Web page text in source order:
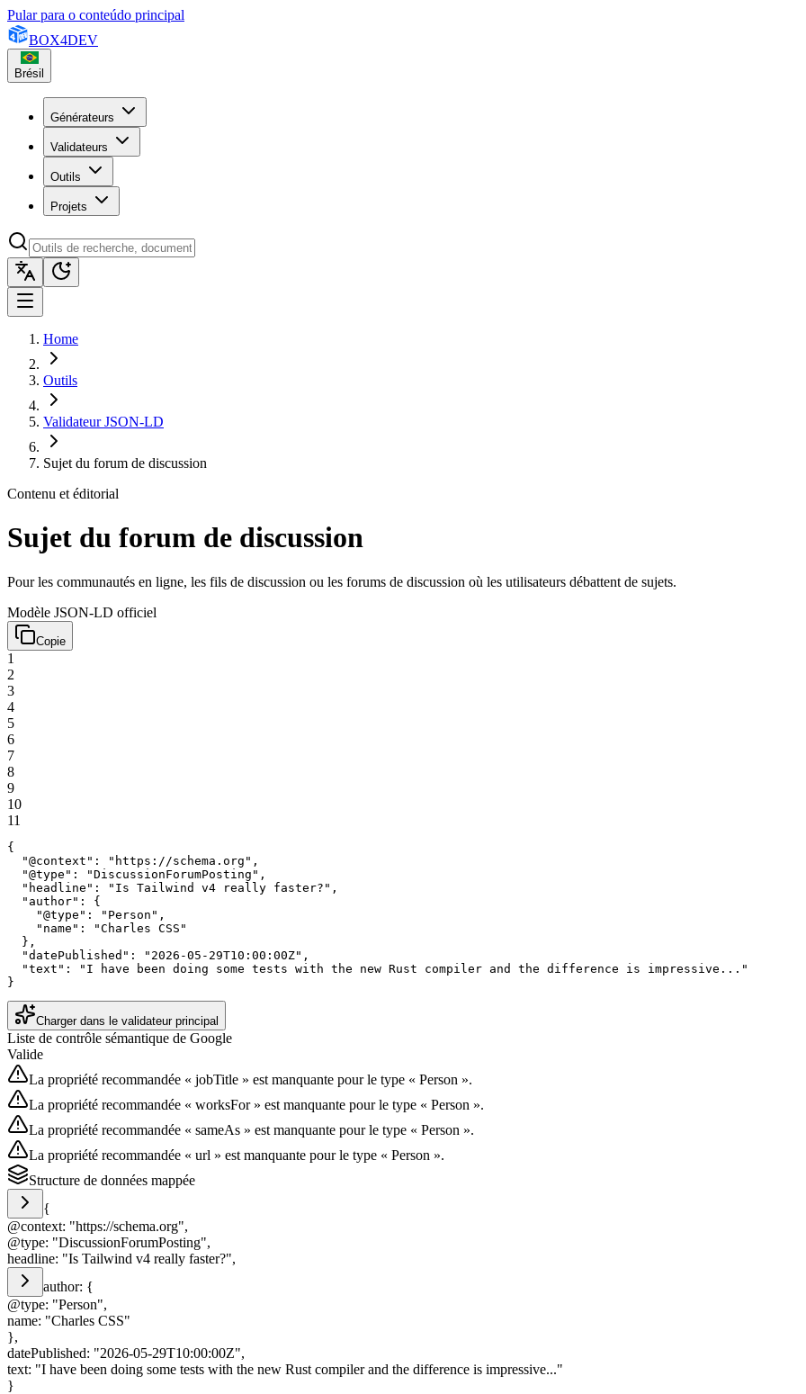
Pular para o conteúdo principal
BOX4DEV
Brésil
Générateurs
Validateurs
Outils
Projets
Home
Outils
Validateur JSON-LD
Sujet du forum de discussion
Contenu et éditorial
Sujet du forum de discussion
Pour les communautés en ligne, les fils de discussion ou les forums de discussion où les utilisateurs débattent de sujets.
Modèle JSON-LD officiel
Copie
1
2
3
4
5
6
7
8
9
10
11
{
  "@context": "https://schema.org",
  "@type": "DiscussionForumPosting",
  "headline": "Is Tailwind v4 really faster?",
  "author": {
    "@type": "Person",
    "name": "Charles CSS"
  },
  "datePublished": "2026-05-29T10:00:00Z",
  "text": "I have been doing some tests with the new Rust compiler and the difference is impressive..."
}
Charger dans le validateur principal
Liste de contrôle sémantique de Google
Valide
La propriété recommandée « jobTitle » est manquante pour le type « Person ».
La propriété recommandée « worksFor » est manquante pour le type « Person ».
La propriété recommandée « sameAs » est manquante pour le type « Person ».
La propriété recommandée « url » est manquante pour le type « Person ».
Structure de données mappée
{
@context: "https://schema.org",
@type: "DiscussionForumPosting",
headline: "Is Tailwind v4 really faster?",
author: {
@type: "Person",
name: "Charles CSS"
},
datePublished: "2026-05-29T10:00:00Z",
text: "I have been doing some tests with the new Rust compiler and the difference is impressive..."
}